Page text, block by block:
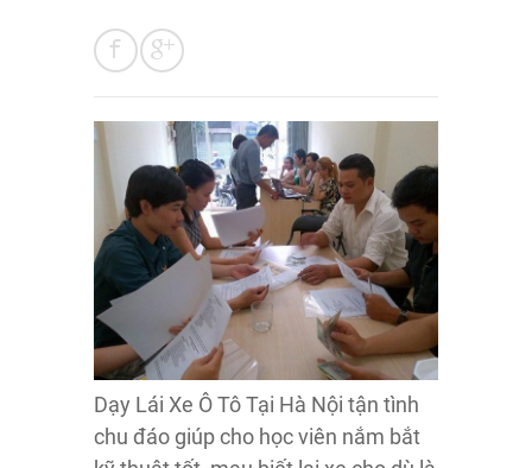
Dạy Lái Xe Ô Tô Tại Hà Nội tận tình
chu đáo giúp cho học viên nắm bắt